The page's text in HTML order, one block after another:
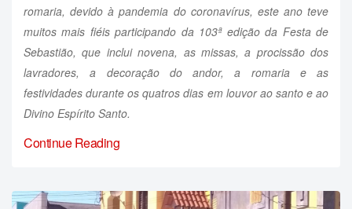
romaria, devido à pandemia do coronavírus, este ano teve
muitos mais fiéis participando da 103ª edição da Festa de
Sebastião, que inclui novena, as missas, a procissão dos
lavradores, a decoração do andor, a romaria e as
festividades durante os quatros dias em louvor ao santo e ao
Divino Espírito Santo.
Continue Reading